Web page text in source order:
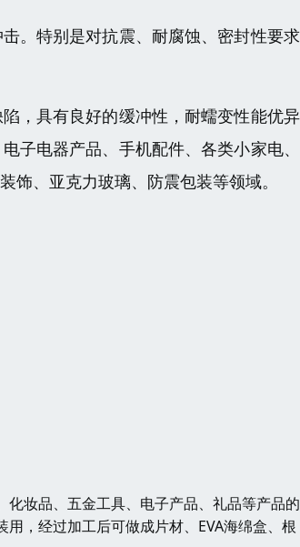
。特别是对抗震、耐腐蚀、密封性要
，具有良好的缓冲性，耐蠕变性能优
子电器产品、手机配件、各类小家电
、亚克力玻璃、防震包装等领域。
妆品、五金工具、电子产品、礼品等产品
，经过加工后可做成片材、EVA海绵盒、根